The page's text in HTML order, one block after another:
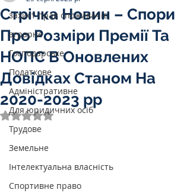
захист прав споживачів
аграрне
Господарське
Податкове
Адміністративне
Для юридичних осіб
Трудове
Земельне
Інтелектуальна власність
Спортивне право
Стрічка Новин – Спори
Про Розміри Премії Та
НОПС В Оновлених
Довідках Станом На
2020-2023 рр
Оцінка: NaN з 5 зірок.